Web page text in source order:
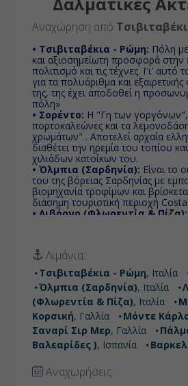
Αναχώρηση από
• Τσιβιταβέκια - Ρώμη: Πόλη
και αξιοσημείωτη προσφορά στην
πολιτισμό και τις τέχνες. Γι' αυτό
για τα πολυάριθμα και
της, της έχει αποδοθεί η
πόλη»
• Σορέντο: Η "Γη των
πορτοκαλεώνες και τα
χρωμάτων" . Αποτελεί αρχαία
διαθέτει την ηρεμία του τοπίου
χιλιάδων κατοίκων του.
• Όλμπια (Σαρδηνία): Είναι το
του της βόρειας Σαρδηνίας με
βιομηχανία τροφίμων και
διάσημη τουριστική περιοχή
• Λιβόρνο (Φλωρεντία & Πίζα):
αφήσει τα σημάδια της στις
διασχίζονται από κανάλια και
τείχος της πόλης, την όμορφη
και το λιμάνι Μέντιτσι που
και φρούρια.
• Μπαστιά - Κορσική:Η
νομού της Άνω Κορσικής της
βρίσκεται στα βορειοανατολικά
Κορσικής στη βάση του
Είναι επίσης η δεύτερη
μετά το Αζαξιό και η πρωτεύουσα
• Μόντε Κάρλο:Είναι διάσημο
τους αγώνες Φόρμουλα 1 που
πόλη.
Λιμάνια:
Τσιβιταβέκια - Ρώμη, Ιταλία
Όλμπια (Σαρδηνία), Ιταλία
(Φλωρεντία & Πίζα), Ιταλία
Κορσική, Γαλλία Μόντε
Σαναρί Σιρ Μερ, Γαλλία
Βαλεαρίδες ), Ισπανία
Αναχωρήσεις: